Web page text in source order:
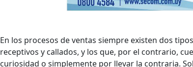
En los procesos de ventas siempre existen dos
receptivos y callados, y los que, por el contrario,
curiosidad o simplemente por llevar la contraria.